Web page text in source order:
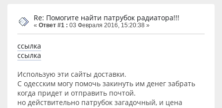
Re: Помогите найти патрубок радиатора!!!
« Ответ #1 : 03 Февраля 2016, 15:20:38 »
ссылка
ссылка
Использую эти сайты доставки.
С одесским могу помочь закинуть им денег забрать
когда придет и отправить почтой.
но действительно патрубок загадочный, и цена